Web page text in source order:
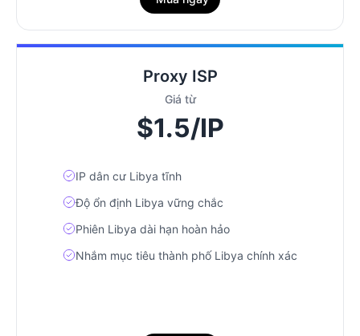
Proxy ISP
Giá từ
$1.5/IP
IP dân cư Libya tĩnh
Độ ổn định Libya vững chắc
Phiên Libya dài hạn hoàn hảo
Nhắm mục tiêu thành phố Libya chính xác